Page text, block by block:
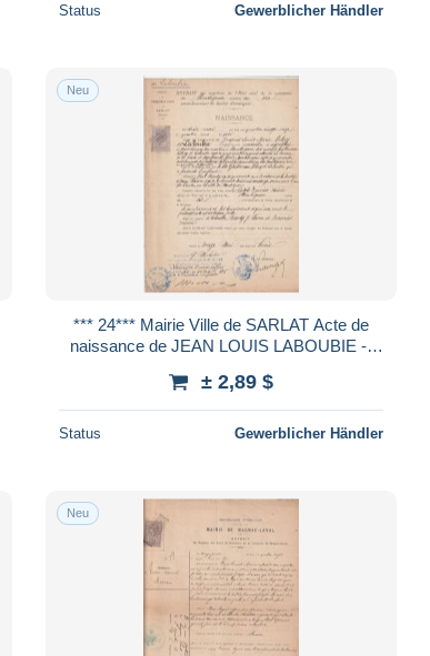
Status Gewerblicher Händler
Neu
*** 24*** Mairie Ville de SARLAT Acte de
naissance de JEAN LOUIS LABOUBIE --
± 2,89 $
Status Gewerblicher Händler
Neu